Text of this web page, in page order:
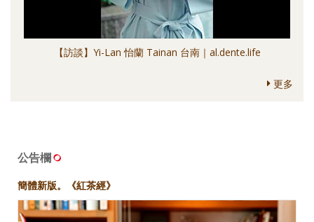
【訪談】Yi-Lan 怡蘭 Tainan 台南｜al.dente.life
更多
公告欄
簡體新版。《紅茶經》